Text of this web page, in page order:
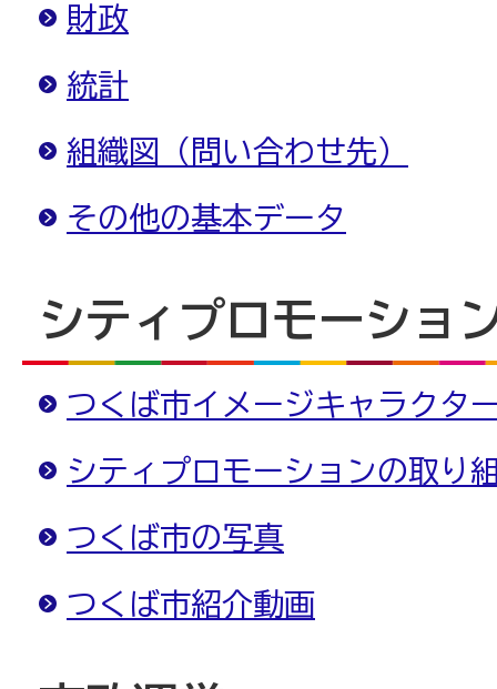
財政
統計
組織図（問い合わせ先）
その他の基本データ
シティプロモーショ
つくば市イメージキャラクタ
シティプロモーションの取り
つくば市の写真
つくば市紹介動画